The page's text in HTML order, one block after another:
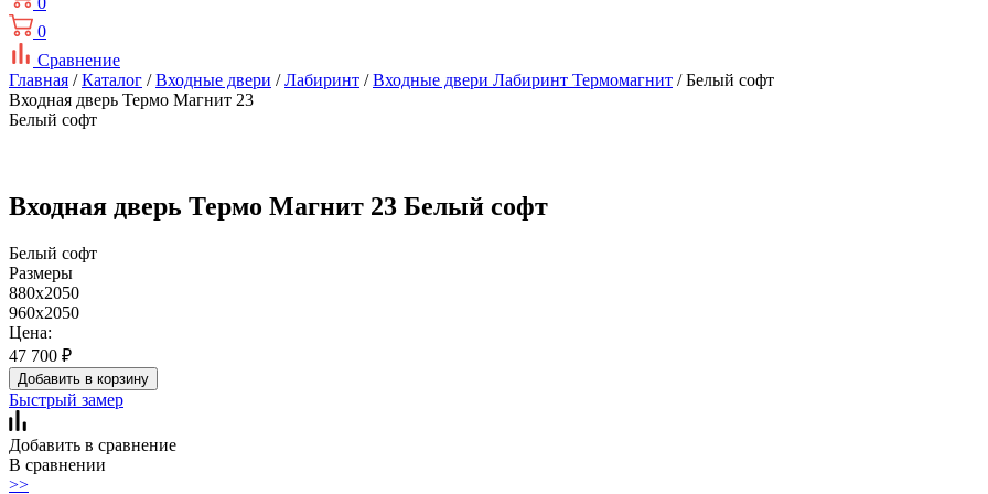
0
Сравнение
Главная /Каталог /Входные двери /Лабиринт /Входные двери Лабиринт Термомагнит / Белый софт
Входная дверь Термо Магнит 23
Белый софт
Входная дверь Термо Магнит 23 Белый софт
Белый софт
Размеры
880x2050
960x2050
Цена:
47 700 ₽
Добавить в корзину
Быстрый замер
Добавить в сравнение
В сравнении
>>